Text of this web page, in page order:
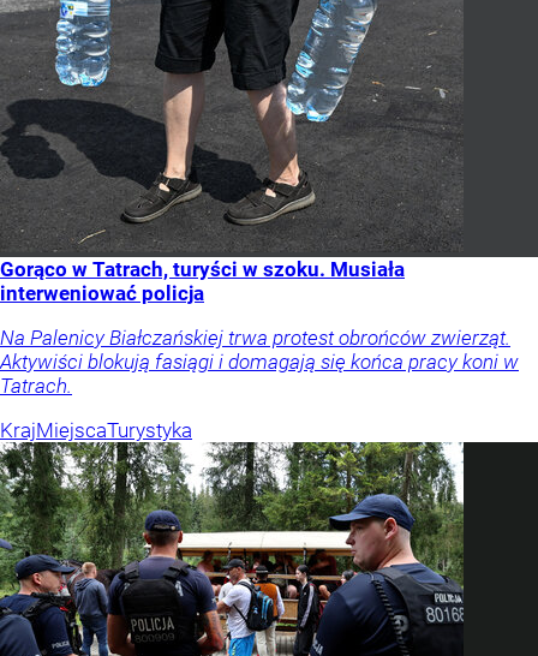
Gorąco w Tatrach, turyści w szoku. Musiała
interweniować policja
Na Palenicy Białczańskiej trwa protest obrońców zwierząt.
Aktywiści blokują fasiągi i domagają się końca pracy koni w
Tatrach.
KrajMiejscaTurystyka